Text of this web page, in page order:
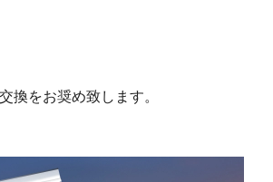
換をお奨め致します。